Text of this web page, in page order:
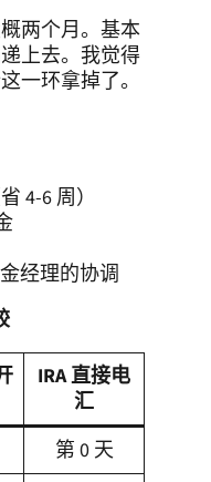
两个月。基本
上去。我觉得
一环拿掉了。
4-6 周）
经理的协调
IRA 直接电
汇
第 0 天